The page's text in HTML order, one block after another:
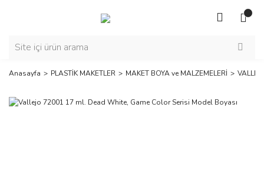
Anasayfa PLASTİK MAKETLER MAKET BOYA ve MALZEMELERİ